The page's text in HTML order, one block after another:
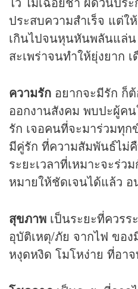
ประสบความสำเร็จ แต่
เกินไปจนหุนหันพลันแล่
สะเพร่าจนทำให้ยุ่งยาก
ความรัก อยากจะมีรัก ก็
ออกงานสังคม พบปะผู้ค
รัก เจอคนที่จะมาร่วมทุ
มีคู่รัก ที่ความสัมพันธ์ไม่
ระยะเวลาที่เหมาะจะร่
หมายให้ชัดเจนได้แล้ว
สุขภาพ เป็นระยะที่ควรร
อุบัติเหตุ/ภัย จากไฟ ขอ
หงุดหงิด โมโหง่าย ที่อา